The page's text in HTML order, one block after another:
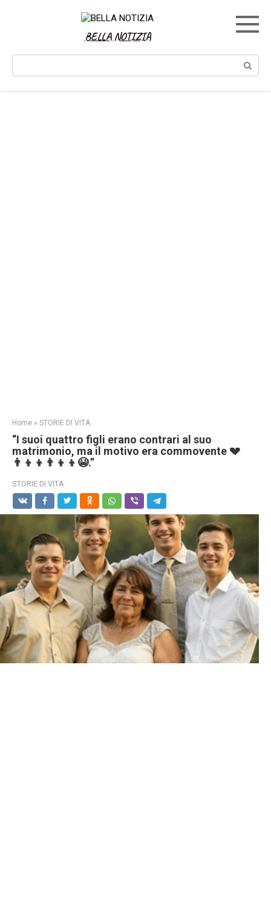
BELLA NOTIZIA
Search:
Home » STORIE DI VITA
“I suoi quattro figli erano contrari al suo
matrimonio, ma il motivo era commovente 💔
👨‍👦‍👦👨‍👦‍👦😭.”
STORIE DI VITA